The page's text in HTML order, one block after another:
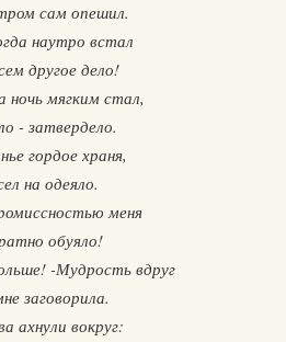
сам опешил.
наутро встал
другое дело!
ночь мягким стал,
- затвердело.
гордое храня,
на одеяло.
меня
обуяло!
-Мудрость вдруг
заговорила.
ахнули вокруг: